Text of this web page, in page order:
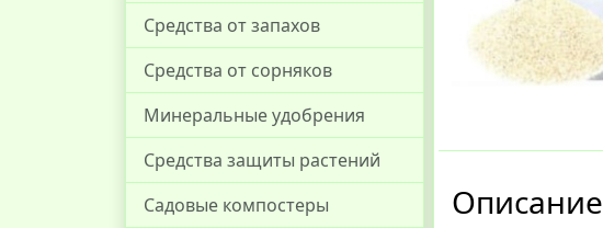
Средства от запахов
Средства от сорняков
Минеральные удобрения
Средства защиты растений
Садовые компостеры
Описание